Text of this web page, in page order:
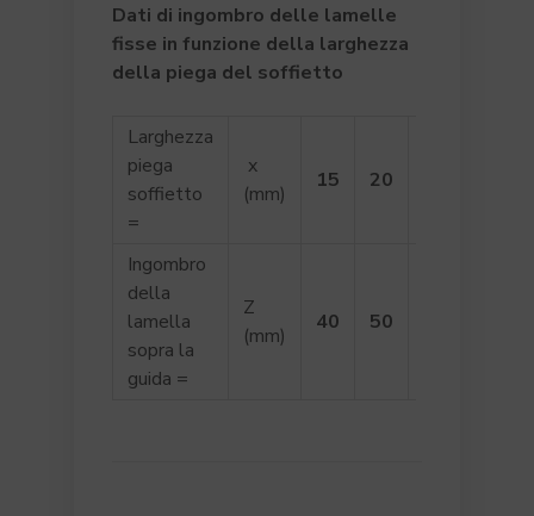
Dati di ingombro delle lamelle
fisse in funzione della larghezza
della piega del soffietto
Larghezza
piega
soffietto
=
x
(mm)
15 20
Ingombro
della
lamella
sopra la
guida =
Z
(mm)
40 50